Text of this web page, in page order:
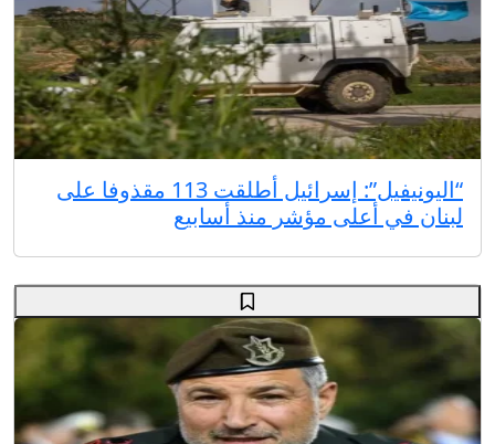
“اليونيفيل”: إسرائيل أطلقت 113 مقذوفا على
لبنان في أعلى مؤشر منذ أسابيع